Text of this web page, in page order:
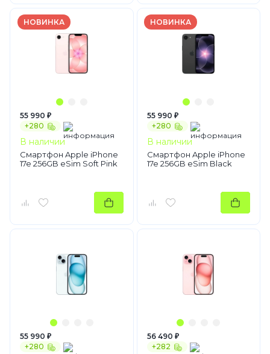
НОВИНКА
55 990 ₽
+280
В наличии
Смартфон Apple iPhone
17e 256GB eSim Soft Pink
НОВИНКА
55 990 ₽
+280
В наличии
Смартфон Apple iPhone
17e 256GB eSim Black
55 990 ₽
+280
56 490 ₽
+282